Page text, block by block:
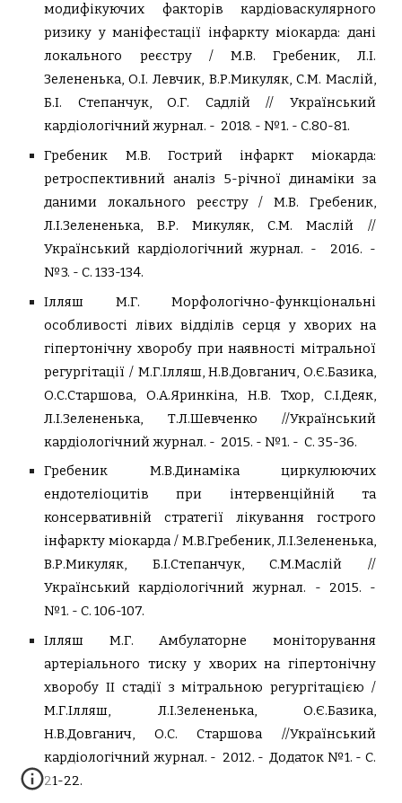
модифікуючих факторів кардіоваскулярного
ризику у маніфестації інфаркту міокарда: дані
локального реєстру / М.В. Гребеник, Л.І.
Зелененька, О.І. Левчик, В.Р.Микуляк, С.М. Маслій,
Б.І. Степанчук, О.Г. Садлій // Український
кардіологічний журнал. - 2018. - №1. - С.80-81.
Гребеник М.В. Гострий інфаркт міокарда:
ретроспективний аналіз 5-річної динаміки за
даними локального реєстру / М.В. Гребеник,
Л.І.Зелененька, В.Р. Микуляк, С.М. Маслій //
Український кардіологічний журнал. - 2016. -
№3. - С. 133-134.
Ілляш М.Г. Морфологічно-функціональні
особливості лівих відділів серця у хворих на
гіпертонічну хворобу при наявності мітральної
регургітації / М.Г.Ілляш, Н.В.Довганич, О.Є.Базика,
О.С.Старшова, О.А.Яринкіна, Н.В. Тхор, С.І.Деяк,
Л.І.Зелененька, Т.Л.Шевченко //Український
кардіологічний журнал. - 2015. - №1. - С. 35-36.
Гребеник М.В.Динаміка циркулюючих
ендотеліоцитів при інтервенційній та
консервативній стратегії лікування гострого
інфаркту міокарда / М.В.Гребеник, Л.І.Зелененька,
В.Р.Микуляк, Б.І.Степанчук, С.М.Маслій //
Український кардіологічний журнал. - 2015. -
№1. - С. 106-107.
Ілляш М.Г. Амбулаторне моніторування
артеріального тиску у хворих на гіпертонічну
хворобу ІІ стадії з мітральною регургітацією /
М.Г.Ілляш, Л.І.Зелененька, О.Є.Базика,
Н.В.Довганич, О.С. Старшова //Український
кардіологічний журнал. - 2012. - Додаток №1. - С.
21-22.